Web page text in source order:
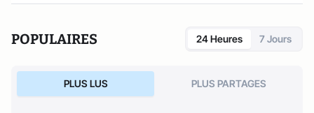
POPULAIRES 24 Heures 7 Jours
PLUS LUS PLUS PARTAGES